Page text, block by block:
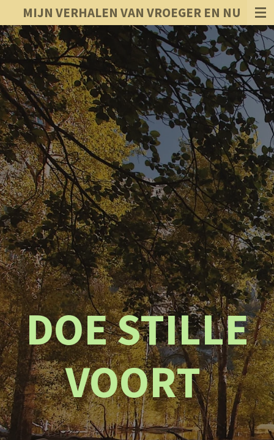
direct
naar
de
hoofdinhoud
MIJN VERHALEN VAN VROEGER EN NU
DOE STILLE
VOORT